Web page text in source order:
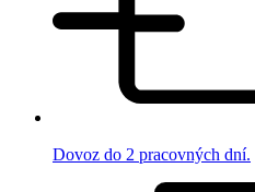
Dovoz do 2 pracovných dní.